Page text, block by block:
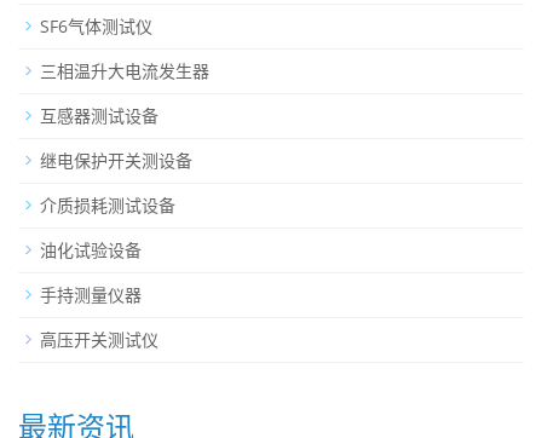
SF6气体测试仪
三相温升大电流发生器
互感器测试设备
继电保护开关测设备
介质损耗测试设备
油化试验设备
手持测量仪器
高压开关测试仪
最新资讯